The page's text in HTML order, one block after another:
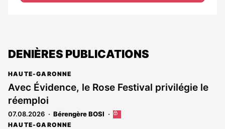
DENIÈRES PUBLICATIONS
HAUTE-GARONNE
Avec Évidence, le Rose Festival privilégie le
réemploi
07.08.2026 Bérengère BOSI
Cet
HAUTE-GARONNE